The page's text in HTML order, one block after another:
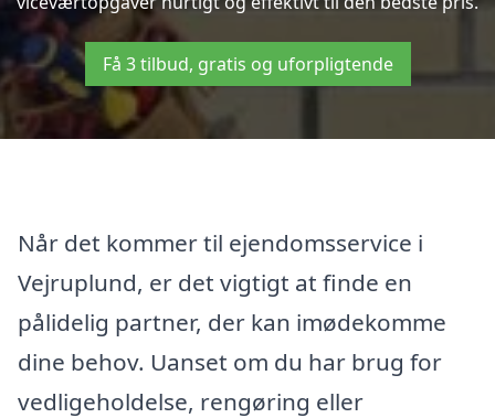
Få 3 tilbud, gratis og uforpligtende
Når det kommer til ejendomsservice i
Vejruplund, er det vigtigt at finde en
pålidelig partner, der kan imødekomme
dine behov. Uanset om du har brug for
vedligeholdelse, rengøring eller